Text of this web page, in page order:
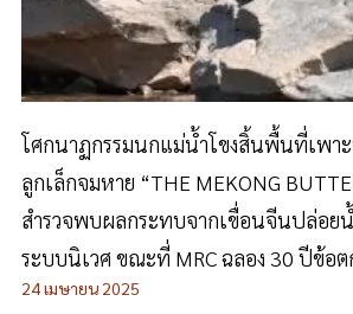
โศกนาฏกรรมนกแม่น้ำโขงสิ้นพื้นที่เพา
ลูกเล็กจมหาย “THE MEKONG
สำรวจพบผลกระทบจากเขื่อนจีนปล่อย
ระบบนิเวศ ขณะที่ MRC ฉลอง 30 ปีข้อต
24 เมษายน 2025